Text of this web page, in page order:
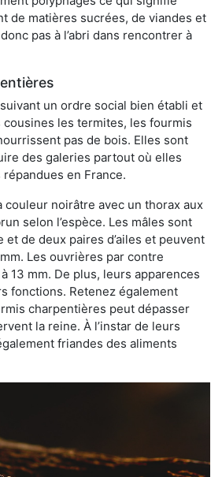
de matières sucrées, de viandes et
pas à l’abri dans rencontrer à
un ordre social bien établi et
les termites, les fourmis
pas de bois. Elles sont
des galeries partout où elles
en France.
couleur noirâtre avec un thorax aux
selon l’espèce. Les mâles sont
de deux paires d’ailes et peuvent
Les ouvrières par contre
13 mm. De plus, leurs apparences
fonctions. Retenez également
charpentières peut dépasser
la reine. À l’instar de leurs
friandes des aliments